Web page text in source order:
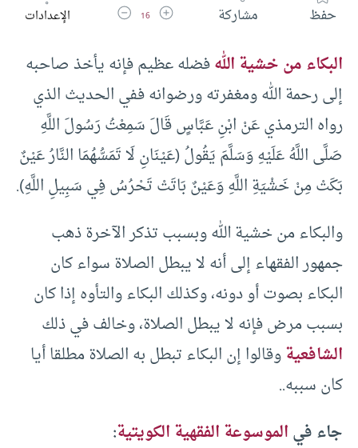
حفظ مشاركة زيادة حجم الخط
16 تقليل حجم الخطالإعدادات
البكاء من خشية اللهفضله عظيم فإنه يأخذ صاحبه
إلى رحمة الله ومغفرته ورضوانه ففي الحديث الذي
رواه الترمذي عَنْ ابْنِ عَبَّاسٍ قَالَ سَمِعْتُ رَسُولَ اللَّهِ
صَلَّى اللَّهُ عَلَيْهِ وَسَلَّمَ يَقُولُ (عَيْنَانِ لَا تَمَسُّهُمَا النَّارُ عَيْنٌ
بَكَتْ مِنْ خَشْيَةِ اللَّهِ وَعَيْنٌ بَاتَتْ تَحْرُسُ فِي سَبِيلِ اللَّهِ).
والبكاء من خشية الله وبسبب تذكر الآخرة ذهب
جمهور الفقهاء إلى أنه لا يبطل الصلاة سواء كان
البكاء بصوت أو دونه، وكذلك البكاء والتأوه إذا كان
بسبب مرض فإنه لا يبطل الصلاة، وخالف في ذلك
الشافعيةوقالوا إن البكاء تبطل به الصلاة مطلقا أيا
كان سببه..
جاء فيالموسوعة الفقهية الكويتية: